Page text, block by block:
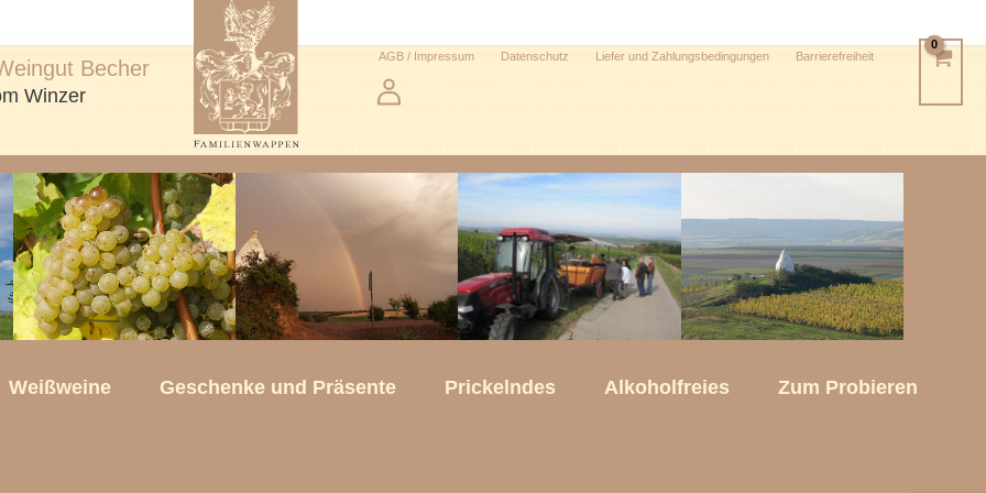
Becher
Winzer
AGB / Impressum Datenschutz Liefer und Zahlungsbedingungen Barrierefreiheit
Weißweine Geschenke und Präsente Prickelndes Alkoholfreies Zum Probieren